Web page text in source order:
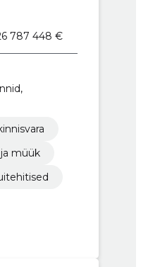
787 448 €
müük